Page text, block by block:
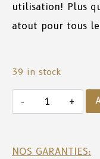
utilisation! Plus
atout pour tous
39 in stock
NOS GARANTIES: